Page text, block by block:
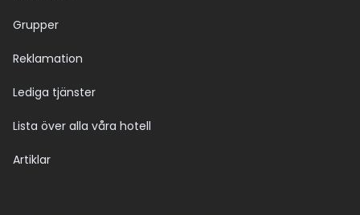
Grupper
Reklamation
Lediga tjänster
Lista över alla våra hotell
Artiklar